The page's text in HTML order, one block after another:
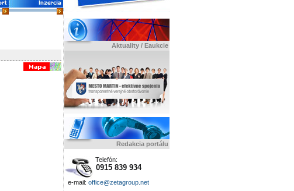
Aktuality / Eaukcie
Redakcia portálu
Telefón:
0915 839 934
e-mail: office@zetagroup.net